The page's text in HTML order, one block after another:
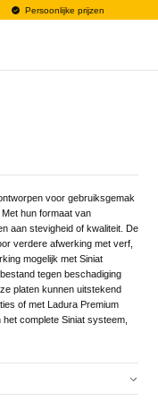
Persoonlijke prijzen
voor gebruiksgemak
hun formaat van
aan stevigheid of kwaliteit. De
verdere afwerking met verf,
mogelijk met Siniat
tegen beschadiging
platen kunnen uitstekend
of met Ladura Premium
complete Siniat systeem,